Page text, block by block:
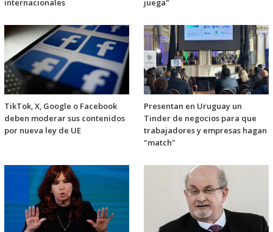
internacionales
juega"
TikTok, X, Google o Facebook
deben moderar sus contenidos
por nueva ley de UE
Presentan en Uruguay un
Tinder de negocios para que
trabajadores y empresas hagan
"match"